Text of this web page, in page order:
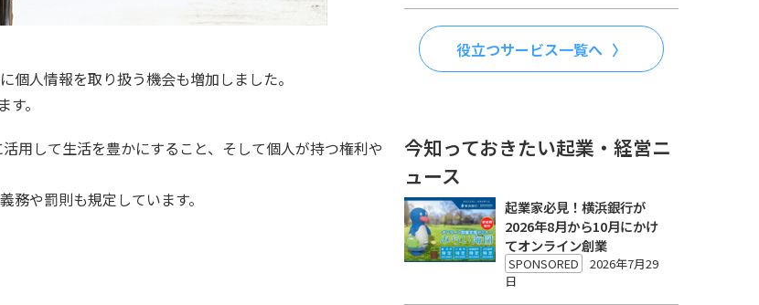
人情報を取り扱う機会も増加しました。
。
用して生活を豊かにすること、そして個人が持つ権利や
や罰則も規定しています。
役立つサービス一覧へ
今知っておきたい起業・経営ニ
ュース
起業家必見！横浜銀行が
2026年8月から10月にかけ
てオンライン創業
SPONSORED
2026年7月29
日